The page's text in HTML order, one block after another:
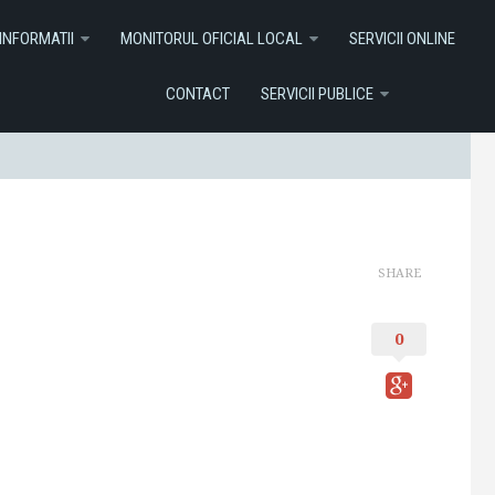
INFORMATII MONITORUL OFICIAL LOCAL SERVICII ONLINE
CONTACT SERVICII PUBLICE
ONLINE Contact Servicii Publice
SHARE
0